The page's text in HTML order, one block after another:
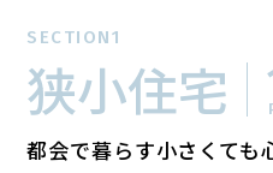
SECTION1
狭小住宅
都会で暮らす小さくても